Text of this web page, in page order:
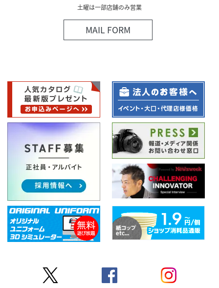
土曜は一部店舗のみ営業
MAIL FORM